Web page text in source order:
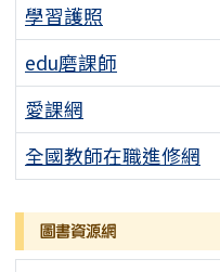
學習護照
edu磨課師
愛課網
全國教師在職進修網
圖書資源網